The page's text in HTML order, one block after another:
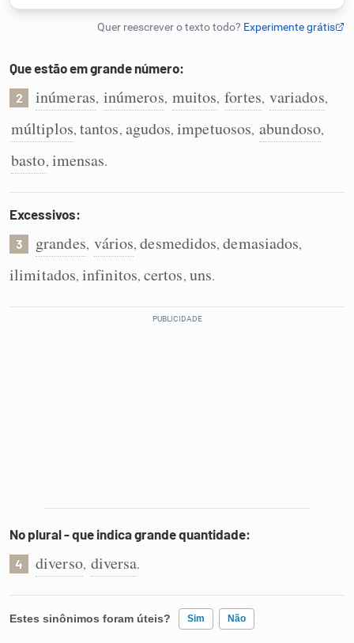
Sinônimos
Que estão em grande número:
2 inúmeras, inúmeros, muitos, fortes, variados,
múltiplos, tantos, agudos,impetuosos, abundoso,
basto, imensas.
Excessivos:
3 grandes, vários,desmedidos,demasiados,
ilimitados, infinitos, certos, uns.
No plural - que indica grande quantidade:
4 diverso, diversa.
Estes sinônimos foram úteis? Sim Não